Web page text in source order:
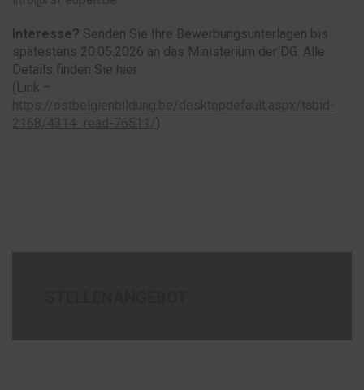
Interesse? Senden Sie Ihre Bewerbungsunterlagen bis
spätestens 20.05.2026 an das Ministerium der DG. Alle
Details finden Sie hier
(Link –
)